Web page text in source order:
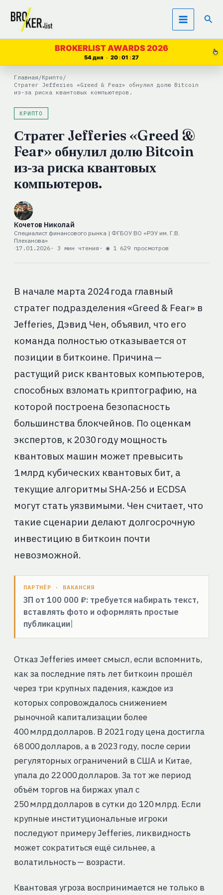
Перейти
содержимому
BROKERLIST AWARDS 2026
54 дня 20 01 26
Главная /Крипто /
Стратег Jefferies «Greed & Fear» обнулил долю Bitcoin
из‑за риска квантовых компьютеров.
КРИПТО
Стратег Jefferies «Greed &
Fear» обнулил долю Bitcoin
из‑за риска квантовых
компьютеров.
Кочетов Николай
Специалист финансового рынка | ФГБОУ ВО «РЭУ им. Г.В.
Плеханова»
17.01.2026· 3 мин чтения · ◉ 1 629 просмотров
В начале марта 2024 года главный
стратег подразделения «Greed & Fear» в
Jefferies, Дэвид Чен, объявил, что его
команда полностью отказывается от
позиции в биткоине. Причина —
растущий риск квантовых компьютеров,
способных взломать криптографию, на
которой построена безопасность
большинства блокчейнов. По оценкам
экспертов, к 2030 году мощность
квантовых машин может превысить
1 млрд кубических квантовых бит, а
текущие алгоритмы SHA‑256 и ECDSA
могут стать уязвимыми. Чен считает, что
такие сценарии делают долгосрочную
инвестицию в биткоин почти
невозможной.
ПАРТНЁР · ВАКАНСИЯ
ЗП от 100 000 ₽: требуется набирать текст,
вставлять фото и оформлять простые
публикации
Отказ Jefferies имеет смысл, если вспомнить,
как за последние пять лет биткоин прошёл
через три крупных падения, каждое из
которых сопровождалось снижением
рыночной капитализации более
400 млрд долларов. В 2021 году цена достигла
68 000 долларов, а в 2023 году, после серии
регуляторных ограничений в США и Китае,
упала до 22 000 долларов. За тот же период
объём торгов на биржах упал с
250 млрд долларов в сутки до 120 млрд. Если
крупные институциональные игроки
последуют примеру Jefferies, ликвидность
может сократиться ещё сильнее, а
волатильность — возрасти.
Квантовая угроза воспринимается не только в